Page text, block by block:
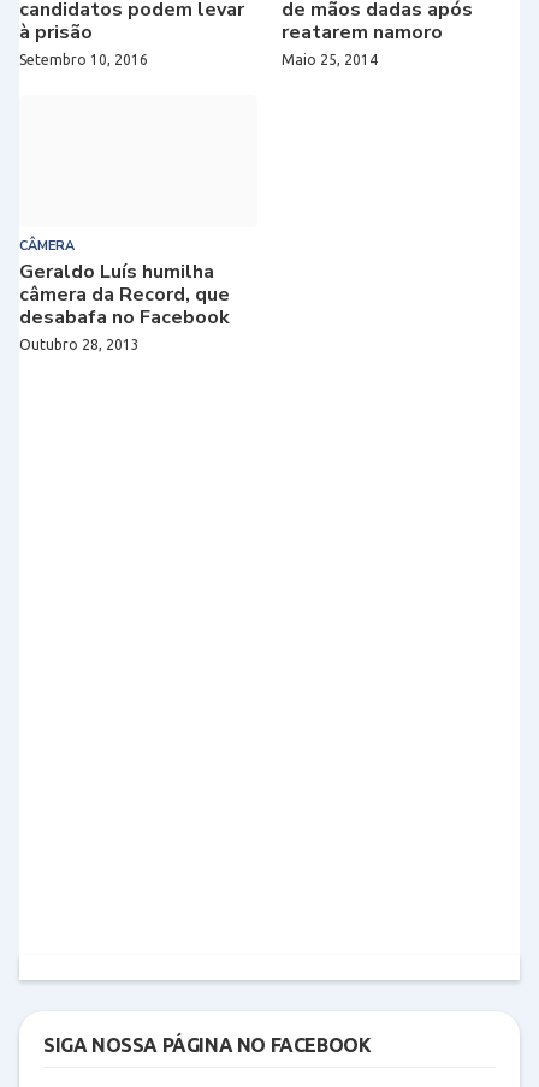
candidatos podem levar
à prisão
Setembro 10, 2016
de mãos dadas após
reatarem namoro
Maio 25, 2014
CÂMERA
Geraldo Luís humilha
câmera da Record, que
desabafa no Facebook
Outubro 28, 2013
SIGA NOSSA PÁGINA NO FACEBOOK